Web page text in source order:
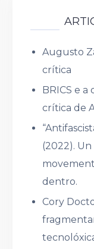
Augusto
crítica
BRICS e a
crítica de
(2022).
dentro.
Cory